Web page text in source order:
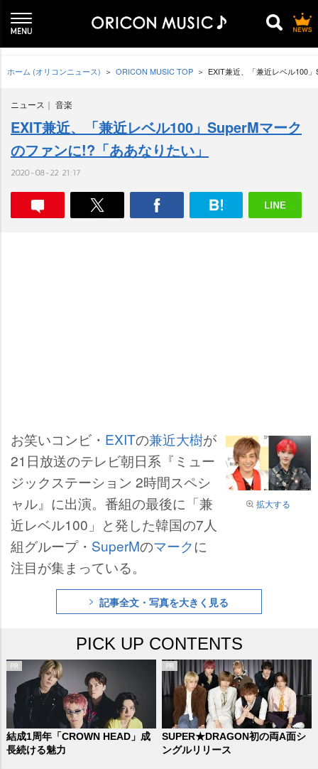
ホーム (オリコンニュース) ORICON MUSIC TOP EXIT兼近、「兼近レベル100
ニュース 音楽
EXIT兼近、「兼近レベル100」SuperMマーク
のファンに!?「ああなりたい」
2020-08-22 21:17
拡大する
お笑いコンビ・ EXITの兼近大樹が
21日放送のテレビ朝日系『ミュー
ジックステーション 2時間スペシ
ャル』に出演。番組の最後に「兼
近レベル100」と発した韓国の7人
組グループ・ SuperMのマークに
注目が集まっている。
記事全文・写真を大きく見る
PICK UP CONTENTS
結成1周年「CROWN HEAD」成
長続ける魅力
SUPER★DRAGON初の両A面シ
ングルリリース